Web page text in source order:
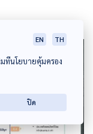
EN TH
มที่นโยบายคุ้มครอง
ปิด